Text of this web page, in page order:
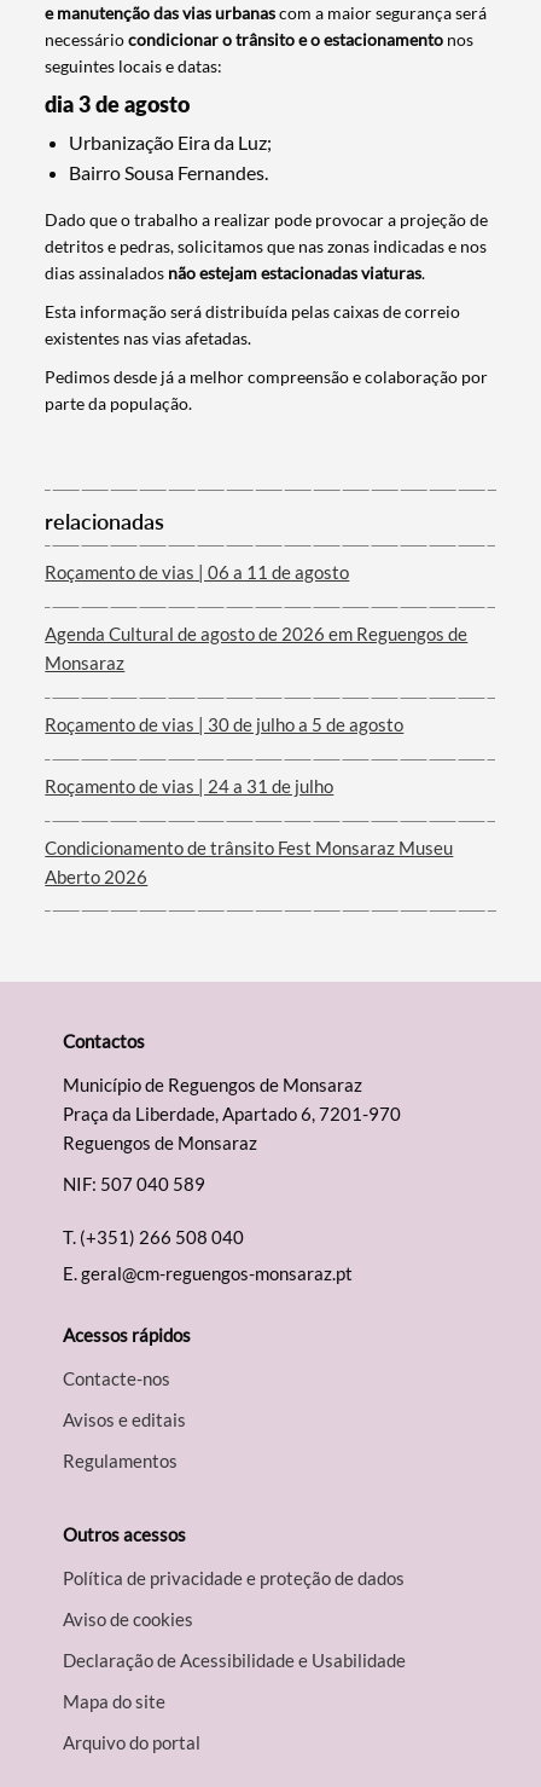
Termo de Pesquisa
Categorias gerais
e manutenção das vias urbanascom a maior segurança será
necessáriocondicionar o trânsito e o estacionamento nos
seguintes locais e datas:
dia 3 de agosto
Urbanização Eira da Luz;
Bairro Sousa Fernandes.
Dado que o trabalho a realizar pode provocar a projeção de
detritos e pedras, solicitamos que nas zonas indicadas e nos
dias assinalados não estejam estacionadas viaturas.
Esta informação será distribuída pelas caixas de correio
existentes nas vias afetadas.
Pedimos desde já a melhor compreensão e colaboração por
parte da população.
relacionadas
Roçamento de vias | 06 a 11 de agosto
Agenda Cultural de agosto de 2026 em Reguengos de
Monsaraz
Roçamento de vias | 30 de julho a 5 de agosto
Roçamento de vias | 24 a 31 de julho
Condicionamento de trânsito Fest Monsaraz Museu
Aberto 2026
Contactos
Município de Reguengos de Monsaraz
Praça da Liberdade, Apartado 6, 7201-970
Reguengos de Monsaraz
NIF: 507 040 589
T. (+351) 266 508 040
E.geral@cm-reguengos-monsaraz.pt
Acessos rápidos
Contacte-nos
Avisos e editais
Regulamentos
Outros acessos
Política de privacidade e proteção de dados
Aviso de cookies
Declaração de Acessibilidade e Usabilidade
Mapa do site
Arquivo do portal